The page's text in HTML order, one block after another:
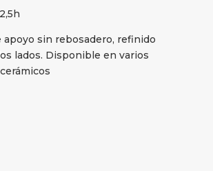
apoyo sin rebosadero, refinido
lados. Disponible en varios